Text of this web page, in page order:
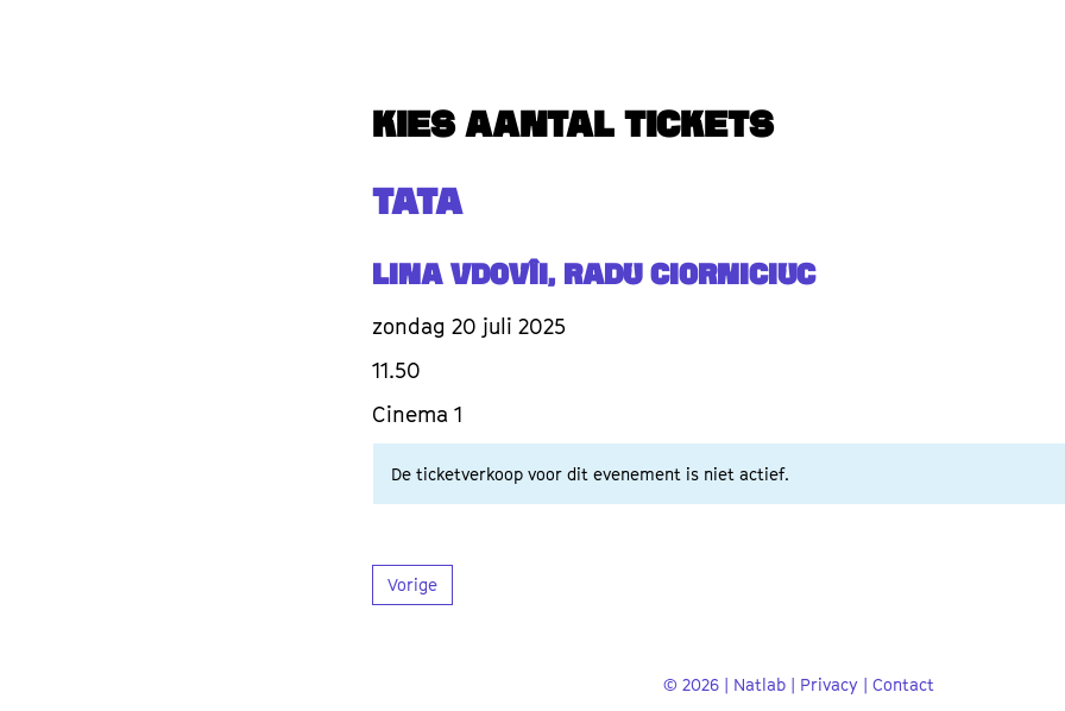
KIES AANTAL TICKETS
TATA
Lina Vdovîi, Radu Ciorniciuc
zondag 20 juli 2025
11.50
Cinema 1
De ticketverkoop voor dit evenement is niet actief.
Vorige
© 2026 | Natlab | Privacy | Contact